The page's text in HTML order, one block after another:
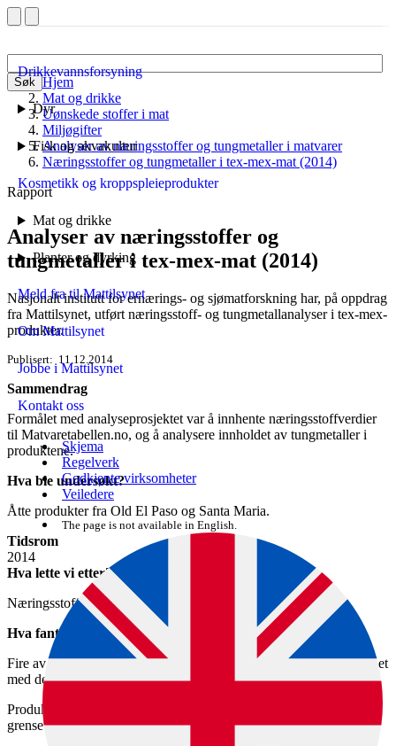
Søk
Drikkevannsforsyning
Dyr
Fisk og akvakultur
Kosmetikk og kroppspleieprodukter
Mat og drikke
Planter og dyrking
Meld fra til Mattilsynet
Om Mattilsynet
Jobbe i Mattilsynet
Kontakt oss
Skjema
Regelverk
Godkjente virksomheter
Veiledere
The page is not available in English.
Hjem
Mat og drikke
Uønskede stoffer i mat
Miljøgifter
Analyser av næringsstoffer og tungmetaller i matvarer
Næringsstoffer og tungmetaller i tex-mex-mat (2014)
Rapport
Analyser av næringsstoffer og
tungmetaller i tex-mex-mat (2014)
Nasjonalt institutt for ernærings- og sjømatforskning har, på oppdrag
fra Mattilsynet, utført næringsstoff- og tungmetallanalyser i tex-mex-
produkter.
Publisert 11.12.2014
Sammendrag
Formålet med analyseprosjektet var å innhente næringsstoffverdier
til Matvaretabellen.no, og å analysere innholdet av tungmetaller i
produktene.
Hva ble undersøkt?
Åtte produkter fra Old El Paso og Santa Maria.
Tidsrom
2014
Hva lette vi etter?
Næringsstoffer og tungmetaller (arsen, kadmium og bly).
Hva fant vi?
Fire av åtte analyserte produkter er mangelfullt merket sammenlignet
med det analyserte innholdet av næringsstoffer.
Produktene inneholdt betydelig mindre bly og kadmium enn de
grenseverdier som er satt for de enkelte matvaregrupper.